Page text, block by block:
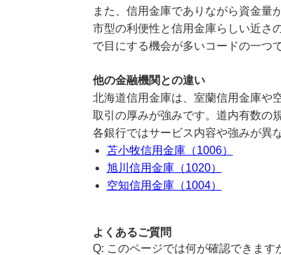
また、信用金庫でありながら資金量
市型の利便性と信用金庫らしい近さ
で目にする機会が多いコードの一つで
他の金融機関との違い
北海道信用金庫は、室蘭信用金庫や
取引の厚みが強みです。道内有数の
各銀行ではサービス内容や強みが異
苫小牧信用金庫（1006）
旭川信用金庫（1020）
空知信用金庫（1004）
よくあるご質問
このページでは何が確認できます